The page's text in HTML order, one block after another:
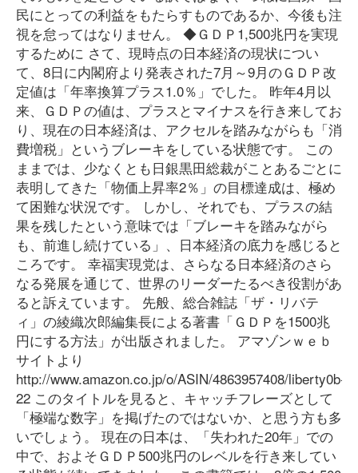
民にとっての利益をもたらすものであるか、今後も注
視を怠ってはなりません。 ◆ＧＤＰ1,500兆円を実現
するために さて、現時点の日本経済の現状につい
て、8日に内閣府より発表された7月～9月のＧＤＰ改
定値は「年率換算プラス1.0％」でした。 昨年4月以
来、ＧＤＰの値は、プラスとマイナスを行き来してお
り、現在の日本経済は、アクセルを踏みながらも「消
費増税」というブレーキをしている状態です。 この
ままでは、少なくとも日銀黒田総裁がことあるごとに
表明してきた「物価上昇率2％」の目標達成は、極め
て困難な状況です。 しかし、それでも、プラスの結
果を残したという意味では「ブレーキを踏みながら
も、前進し続けている」、日本経済の底力を感じると
ころです。 幸福実現党は、さらなる日本経済のさら
なる発展を通じて、世界のリーダーたるべき役割があ
ると訴えています。 先般、総合雑誌「ザ・リバテ
ィ」の綾織次郎編集長による著書「ＧＤＰを1500兆
円にする方法」が出版されました。 アマゾンｗｅｂ
サイトより
http://www.amazon.co.jp/o/ASIN/4863957408/liberty0b-
22 このタイトルを見ると、キャッチフレーズとして
「極端な数字」を掲げたのではないか、と思う方も多
いでしょう。 現在の日本は、「失われた20年」での
中で、およそＧＤＰ500兆円のレベルを行き来してい